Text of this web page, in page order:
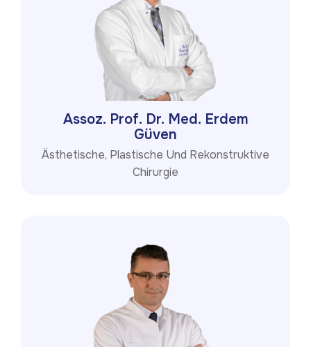
Assoz. Prof. Dr. Med. Erdem
Güven
Ästhetische, Plastische Und Rekonstruktive
Chirurgie